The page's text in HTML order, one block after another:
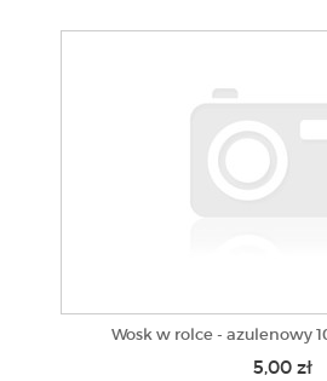
Wosk w rolce - azulenowy
5,00 zł